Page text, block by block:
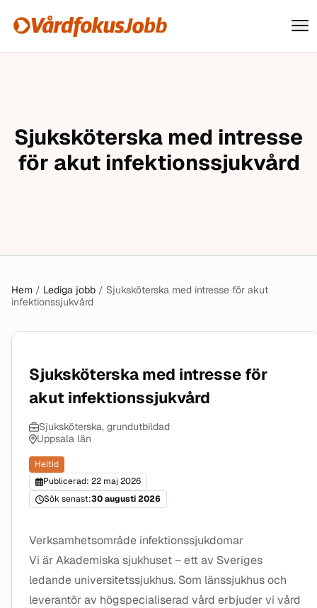
Hoppa till innehåll
Vårdfokusjobb
Sjuksköterska med intresse
för akut infektionssjukvård
Hem / Lediga jobb / Sjuksköterska med intresse för akut
infektionssjukvård
Sjuksköterska med intresse för
akut infektionssjukvård
Sjuksköterska, grundutbildad
Uppsala län
Heltid
Publicerad: 22 maj 2026
Sök senast:30 augusti 2026
Verksamhetsområde infektionssjukdomar
Vi är Akademiska sjukhuset – ett av Sveriges
ledande universitetssjukhus. Som länssjukhus och
leverantör av högspecialiserad vård erbjuder vi vård